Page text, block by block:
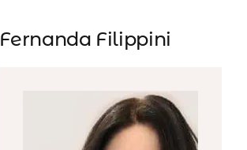
Fernanda Filippini